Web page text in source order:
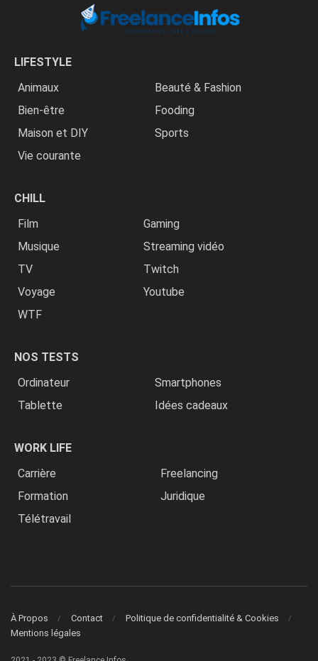
LIFESTYLE
Animaux
Beauté & Fashion
Bien-être
Fooding
Maison et DIY
Sports
Vie courante
CHILL
Film
Gaming
Musique
Streaming vidéo
TV
Twitch
Voyage
Youtube
WTF
NOS TESTS
Ordinateur
Smartphones
Tablette
Idées cadeaux
WORK LIFE
Carrière
Freelancing
Formation
Juridique
Télétravail
À Propos Contact
Politique de confidentialité & Cookies
Mentions légales